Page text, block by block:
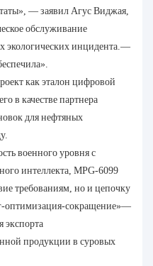
— заявил Агус Виджая,
обслуживание
экологических инцидента.—
как эталон цифровой
в качестве партнера
для нефтяных
военного уровня с
интеллекта, MPG-6099
требованиям, но и цепочку
оптимизация-сокращение»—
экспорта
продукции в суровых